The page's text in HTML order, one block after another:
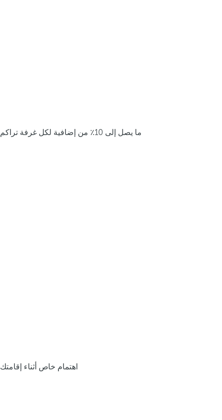
ما يصل إلى 10٪ من إضافية لكل غرفة تراكم
اهتمام خاص أثناء إقامتك